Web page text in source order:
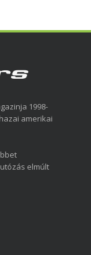
1998-
amerikai
elmúlt